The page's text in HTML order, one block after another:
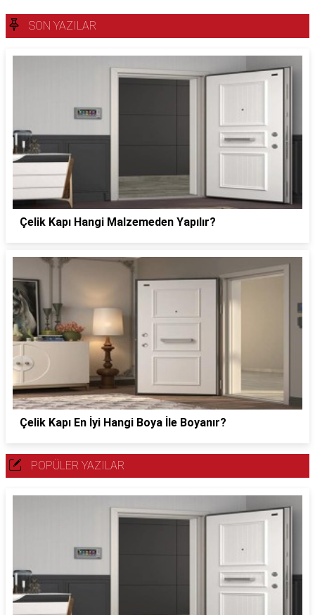
SON YAZILAR
Çelik Kapı Hangi Malzemeden Yapılır?
Çelik Kapı En İyi Hangi Boya İle Boyanır?
POPÜLER YAZILAR